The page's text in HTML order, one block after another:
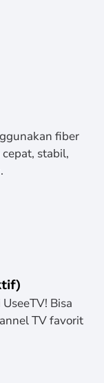
fiber
stabil,
Bisa
TV favorit